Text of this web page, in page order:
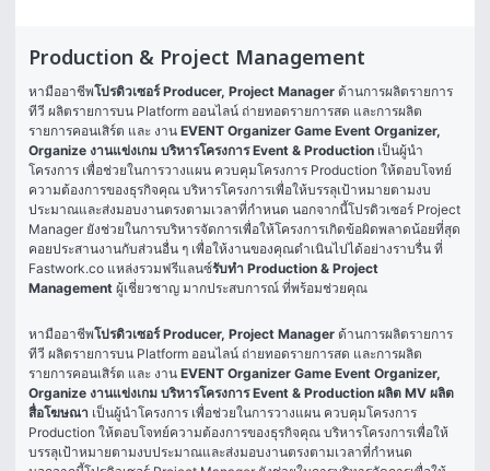
Production & Project Management
หามืออาชีพโปรดิวเซอร์ Producer, Project Manager ด้านการผลิตรายการ
ทีวี ผลิตรายการบน Platform ออนไลน์ ถ่ายทอดรายการสด และการผลิต
รายการคอนเสิร์ต และ งาน EVENT Organizer Game Event Organizer,
Organize งานแข่งเกม บริหารโครงการ Event & Production เป็นผู้นำ
โครงการ เพื่อช่วยในการวางแผน ควบคุมโครงการ Production ให้ตอบโจทย์
ความต้องการของธุรกิจคุณ บริหารโครงการเพื่อให้บรรลุเป้าหมายตามงบ
ประมาณและส่งมอบงานตรงตามเวลาที่กำหนด นอกจากนี้โปรดิวเซอร์ Project
Manager ยังช่วยในการบริหารจัดการเพื่อให้โครงการเกิดข้อผิดพลาดน้อยที่สุด
คอยประสานงานกับส่วนอื่น ๆ เพื่อให้งานของคุณดำเนินไปได้อย่างราบรื่น ที่
Fastwork.co แหล่งรวมฟรีแลนซ์รับทำ Production & Project
Management ผู้เชี่ยวชาญ มากประสบการณ์ ที่พร้อมช่วยคุณ
หามืออาชีพโปรดิวเซอร์ Producer, Project Manager ด้านการผลิตรายการ
ทีวี ผลิตรายการบน Platform ออนไลน์ ถ่ายทอดรายการสด และการผลิต
รายการคอนเสิร์ต และ งาน EVENT Organizer Game Event Organizer,
Organize งานแข่งเกม บริหารโครงการ Event & Production ผลิต MV ผลิต
สื่อโฆษณา เป็นผู้นำโครงการ เพื่อช่วยในการวางแผน ควบคุมโครงการ
Production ให้ตอบโจทย์ความต้องการของธุรกิจคุณ บริหารโครงการเพื่อให้
บรรลุเป้าหมายตามงบประมาณและส่งมอบงานตรงตามเวลาที่กำหนด